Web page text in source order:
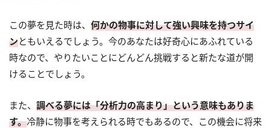
この夢を見た時は、 何かの物事に対して強い興味を持つサイ
ンともいえるでしょう。今のあなたは好奇心にあふれている
時なので、やりたいことにどんどん挑戦すると新たな道が開
けることでしょう。
また、 調べる夢には「分析力の高まり」という意味もありま
す。冷静に物事を考えられる時でもあるので、この機会に将来